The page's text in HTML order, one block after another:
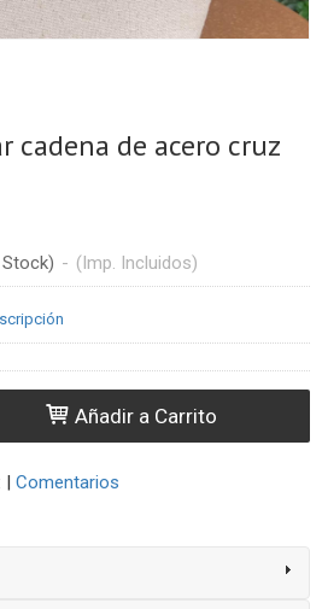
cadena de acero cruz
- (Imp. Incluidos)
Añadir a Carrito
| Comentarios